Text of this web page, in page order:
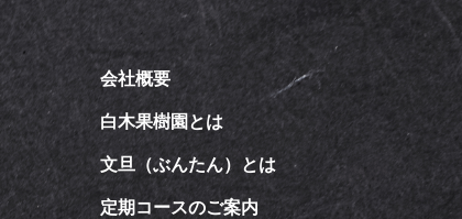
会社概要
白木果樹園とは
文旦（ぶんたん）とは
定期コースのご案内